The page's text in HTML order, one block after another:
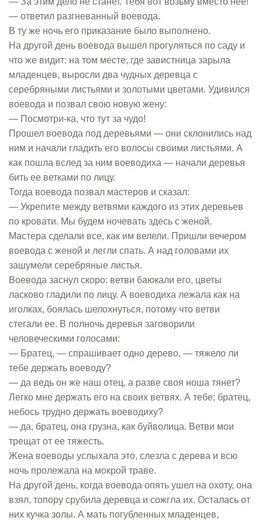
— ответил разгневанный воевода.
В ту же ночь его приказание было выполнено.
На другой день воевода вышел прогуляться по саду и
что же видит: на том месте, где завистница зарыла
младенцев, выросли два чудных деревца с
серебряными листьями и золотыми цветами. Удивился
воевода и позвал свою новую жену:
— Посмотри-ка, что тут за чудо!
Прошел воевода под деревьями — они склонились над
ним и начали гладить его волосы своими листьями. А
как пошла вслед за ним воеводиха — начали деревья
бить ее ветками по лицу.
Тогда воевода позвал мастеров и сказал:
— Укрепите между ветвями каждого из этих деревьев
по кровати. Мы будем ночевать здесь с женой.
Мастера сделали все, как им велели. Пришли вечером
воевода с женой и легли спать. А над головами их
зашумели серебряные листья.
Воевода заснул скоро: ветви баюкали его, цветы
ласково гладили по лицу. А воеводиха лежала как на
иголках, боялась шелохнуться, потому что ветви
стегали ее. В полночь деревья заговорили
человеческими голосами:
— Братец, — спрашивает одно дерево, — тяжело ли
тебе держать воеводу?
— да ведь он же наш отец, а разве своя ноша тянет?
Легко мне держать его на своих ветвях. А тебе; братец,
небось трудно держать воеводиху?
— да, братец, она грузна, как буйволица. Ветви мои
трещат от ее тяжесть.
Жена воеводы услыхала это, слезла с дерева и всю
ночь пролежала на мокрой траве.
На другой день, когда воевода опять ушел на охоту, она
взял, топору срубила деревца и сожгла их. Осталась от
них кучка золы. А мать погубленных младенцев,